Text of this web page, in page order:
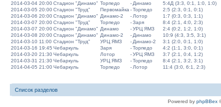
2014-03-04 20:00Стадион "Динамо" Торпедо - Динамо
5:4Д (3:3, 0:1, 1:0, 1:0)
2014-03-05 20:00Стадион "Труд" Первомайка -Торпедо
2:5 (2:3, 0:1, 0:1)
2014-03-06 20:00Стадион "Динамо" Динамо-2 - Лотор
1:7 (0:3, 0:3, 1:1)
2014-03-07 20:00Стадион "Труд" Торпедо -Заря
8:4 (2:1, 4:0, 2:3)
2014-03-07 20:00Стадион "Динамо" Динамо -УРЦ ЯМЗ
2:4 (0:2, 1:2, 1:0)
2014-03-08 20:00Стадион "Динамо" Динамо-2 - Динамо
10:9 (4:3, 3:5, 3:1)
2014-03-10 11:00 Стадион "Труд" УРЦ ЯМЗ - Динамо-2
3:1 (2:0, 0:1, 1:0)
2014-03-16 19:45 Чебаркуль Заря -Торпедо
4:2 (1:1, 3:0, 0:1)
2014-03-20 21:30Чебаркуль Лотор -УРЦ ЯМЗ
3:7 (2:1, 0:4, 1:2)
2014-03-31 21:30Чебаркуль УРЦ ЯМЗ -Торпедо
8:4 (2:1, 3:2, 3:1)
2014-04-05 21:00Чебаркуль Торпедо - Лотор 11:4 (3:0, 6:1, 2:3)
Список разделов
Powered by phpBBex